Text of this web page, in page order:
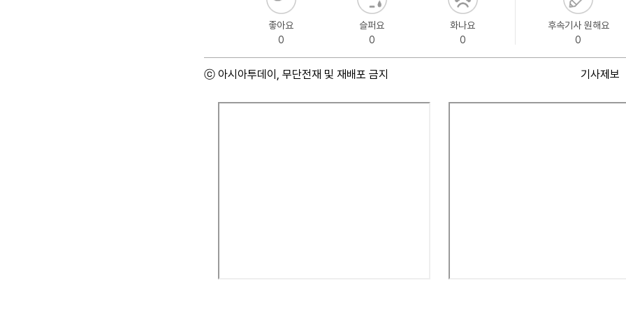
좋아요
0
슬퍼요
0
화나요
0
후속기사 원해요
0
ⓒ 아시아투데이, 무단전재 및 재배포 금지 기사제보